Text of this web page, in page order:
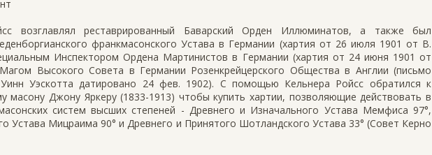
возглавлял реставрированный Баварский Орден Иллюминатов, а также был
франкмасонского Устава в Германии (хартия от 26 июля 1901 от В.
Инспектором Ордена Мартинистов в Германии (хартия от 24 июня 1901 от
Высокого Совета в Германии Розенкрейцерского Общества в Англии (письмо
Уэскотта датировано 24 фев. 1902). С помощью Кельнера Ройсс обратился к
масону Джону Яркеру (1833-1913) чтобы купить хартии, позволяющие действовать в
систем высших степеней - Древнего и Изначального Устава Мемфиса 97°,
Устава Мицраима 90° и Древнего и Принятого Шотландского Устава 33° (Совет Керно